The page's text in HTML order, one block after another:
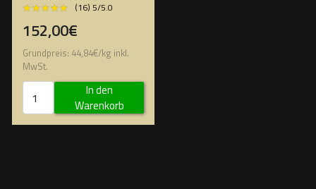
★★★★★
★★★★★ (16) 5/5.0
152,00€
Grundpreis: 44,84€/kg inkl.
MwSt.
In den
Warenkorb